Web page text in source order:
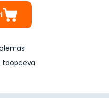
tööpäeva